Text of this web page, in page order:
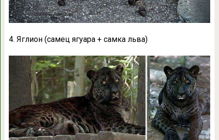
4. Яглион (самец ягуара + самка льва)